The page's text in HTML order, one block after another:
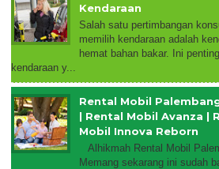
Kendaraan
Salah satu pertimbangan
memilih kendaraan adalah
hemat bahan bakar. Ini
kendaraan y...
Rental Mobil
| Rental Mobil Avanza |
Mobil Innova Reborn
Alhikmah Rental Mobil
Memang sekarang ini sudah